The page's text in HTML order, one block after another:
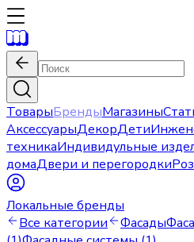
ТоварыБрендыМагазины
АксессуарыДекорДети
техникаИндивидульные
домаДвери и перегородки
Локальные бренды
Все категории
Фасады